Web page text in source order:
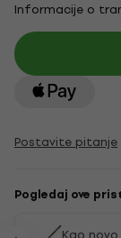
Informacije o
Postavite pitanje
Pogledaj ove